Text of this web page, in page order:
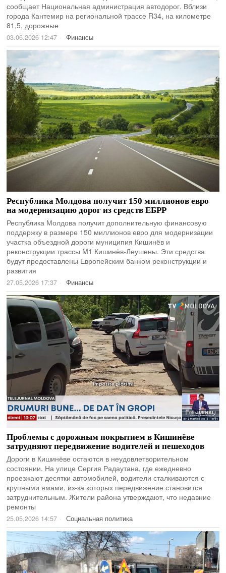
сообщает Национальная администрация автодорог. Вблизи
города Кантемир на региональной трассе R34, на километре
81,5, дорожные
03.06.2026 12:47 Финансы
Республика Молдова получит 150 миллионов евро
на модернизацию дорог из средств ЕБРР
Республика Молдова получит дополнительную финансовую
поддержку в размере 150 миллионов евро для модернизации
участка объездной дороги муниципия Кишинёв и
реконструкции трассы M1 Кишинёв-Леушены. Эти средства
будут предоставлены Европейским банком реконструкции и
развития
27.05.2026 17:37 Финансы
Проблемы с дорожным покрытием в Кишинёве
затрудняют передвижение водителей и пешеходов
Дороги в Кишинёве остаются в неудовлетворительном
состоянии. На улице Сергия Радаутана, где ежедневно
проезжают десятки автомобилей, водители сталкиваются с
крупными ямами, из-за которых передвижение становится
затруднительным. Жители района утверждают, что недавние
ремонты
25.05.2026 14:57 Социальная политика